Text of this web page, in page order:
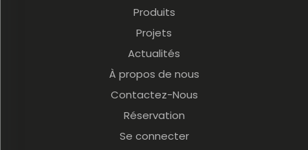
Produits
Projets
Actualités
À propos de nous
Contactez-Nous
Réservation
Se connecter